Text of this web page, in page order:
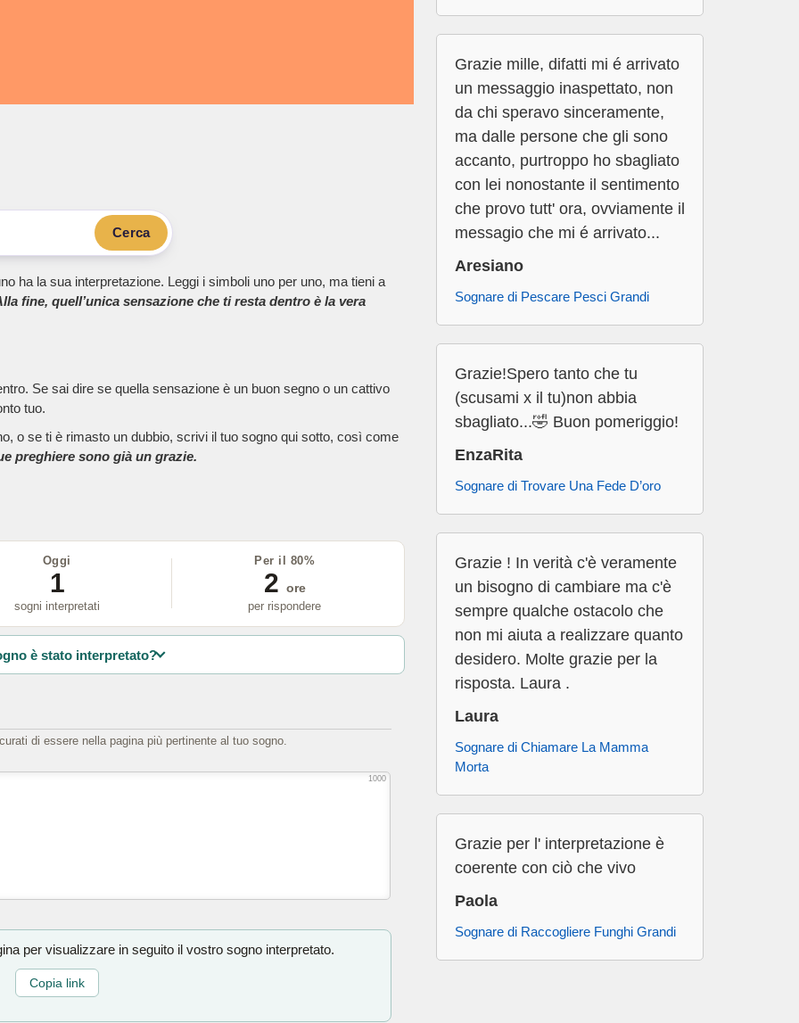
Cerca
ha la sua interpretazione. Leggi i simboli uno per uno, ma tieni a
fine, quell’unica sensazione che ti resta dentro è la vera
Se sai dire se quella sensazione è un buon segno o un cattivo
tuo.
o se ti è rimasto un dubbio, scrivi il tuo sogno qui sotto, così come
preghiere sono già un grazie.
Oggi
1
sogni interpretati
Per il 80%
2 ore
per rispondere
è stato interpretato?
di essere nella pagina più pertinente al tuo sogno.
1000
per visualizzare in seguito il vostro sogno interpretato.
Copia link
Grazie mille, difatti mi é arrivato
un messaggio inaspettato, non
da chi speravo sinceramente,
ma dalle persone che gli sono
accanto, purtroppo ho sbagliato
con lei nonostante il sentimento
che provo tutt' ora, ovviamente il
messagio che mi é arrivato...
Aresiano
Sognare di Pescare Pesci Grandi
Grazie!Spero tanto che tu
(scusami x il tu)non abbia
sbagliato...🤣 Buon pomeriggio!
EnzaRita
Sognare di Trovare Una Fede D’oro
Grazie ! In verità c'è veramente
un bisogno di cambiare ma c'è
sempre qualche ostacolo che
non mi aiuta a realizzare quanto
desidero. Molte grazie per la
risposta. Laura .
Laura
Sognare di Chiamare La Mamma
Morta
Grazie per l' interpretazione è
coerente con ciò che vivo
Paola
Sognare di Raccogliere Funghi Grandi